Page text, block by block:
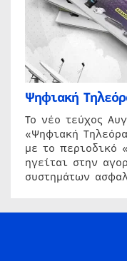
Ψηφιακή
Το νέο τεύχος
«Ψηφιακή
με το
ηγείται στην
συστημάτων